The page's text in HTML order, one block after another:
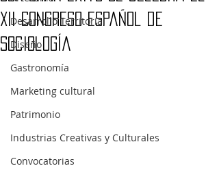
Desarrollo Territorial
Diseño
Gastronomía
Marketing cultural
Patrimonio
Industrias Creativas y Culturales
Convocatorias
XII Congreso Español de
Sociología